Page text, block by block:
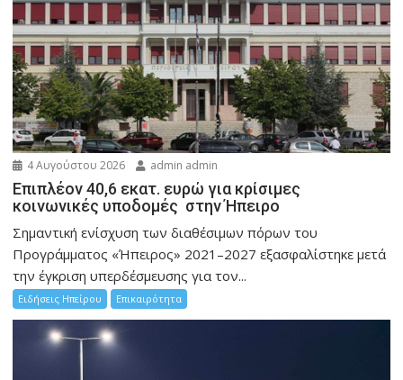
4 Αυγούστου 2026 admin admin
Επιπλέον 40,6 εκατ. ευρώ για κρίσιμες
κοινωνικές υποδομές στην Ήπειρο
Σημαντική ενίσχυση των διαθέσιμων πόρων του
Προγράμματος «Ήπειρος» 2021–2027 εξασφαλίστηκε μετά
την έγκριση υπερδέσμευσης για τον...
Ειδήσεις Ηπείρου Επικαιρότητα